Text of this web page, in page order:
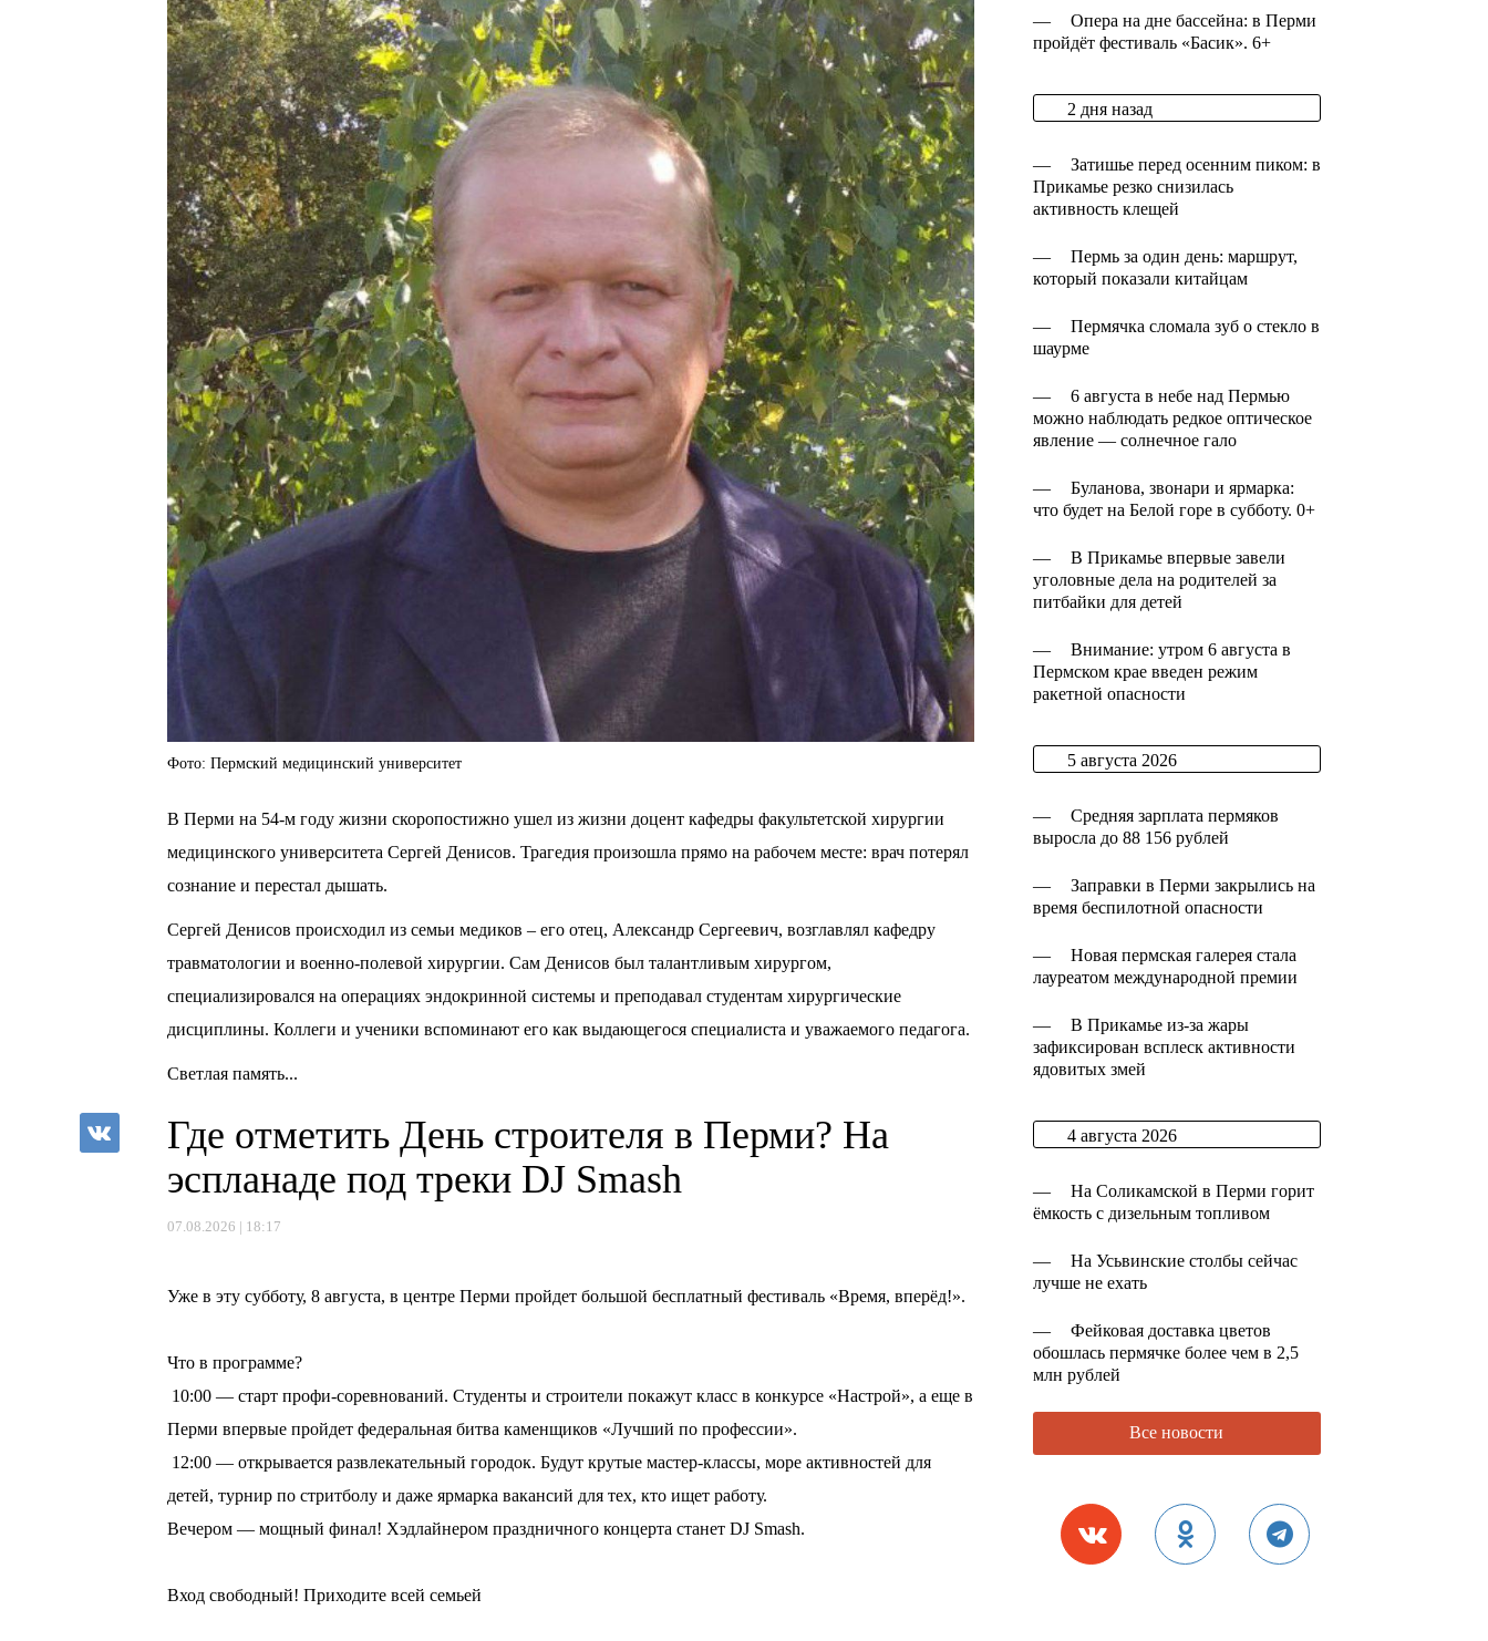
Фото: Пермский медицинский университет
В Перми на 54-м году жизни скоропостижно ушел из жизни доцент кафедры факультетской хирургии
медицинского университета Сергей Денисов. Трагедия произошла прямо на рабочем месте: врач потерял
сознание и перестал дышать.
Сергей Денисов происходил из семьи медиков – его отец, Александр Сергеевич, возглавлял кафедру
травматологии и военно-полевой хирургии. Сам Денисов был талантливым хирургом,
специализировался на операциях эндокринной системы и преподавал студентам хирургические
дисциплины. Коллеги и ученики вспоминают его как выдающегося специалиста и уважаемого педагога.
Светлая память...
Где отметить День строителя в Перми? На
эспланаде под треки DJ Smash
07.08.2026 | 18:17
Уже в эту субботу, 8 августа, в центре Перми пройдет большой бесплатный фестиваль «Время, вперёд!».
Что в программе?
10:00 — старт профи-соревнований. Студенты и строители покажут класс в конкурсе «Настрой», а еще в
Перми впервые пройдет федеральная битва каменщиков «Лучший по профессии».
12:00 — открывается развлекательный городок. Будут крутые мастер-классы, море активностей для
детей, турнир по стритболу и даже ярмарка вакансий для тех, кто ищет работу.
Вечером — мощный финал! Хэдлайнером праздничного концерта станет DJ Smash.
Вход свободный! Приходите всей семьей
—
Опера на дне бассейна: в Перми
пройдёт фестиваль «Басик». 6+
2 дня назад
—
Затишье перед осенним пиком: в
Прикамье резко снизилась
активность клещей
—
Пермь за один день: маршрут,
который показали китайцам
—
Пермячка сломала зуб о стекло в
шаурме
—
6 августа в небе над Пермью
можно наблюдать редкое оптическое
явление — солнечное гало
—
Буланова, звонари и ярмарка:
что будет на Белой горе в субботу. 0+
—
В Прикамье впервые завели
уголовные дела на родителей за
питбайки для детей
—
Внимание: утром 6 августа в
Пермском крае введен режим
ракетной опасности
5 августа 2026
—
Средняя зарплата пермяков
выросла до 88 156 рублей
—
Заправки в Перми закрылись на
время беспилотной опасности
—
Новая пермская галерея стала
лауреатом международной премии
—
В Прикамье из-за жары
зафиксирован всплеск активности
ядовитых змей
4 августа 2026
—
На Соликамской в Перми горит
ёмкость с дизельным топливом
—
На Усьвинские столбы сейчас
лучше не ехать
—
Фейковая доставка цветов
обошлась пермячке более чем в 2,5
млн рублей
Все новости